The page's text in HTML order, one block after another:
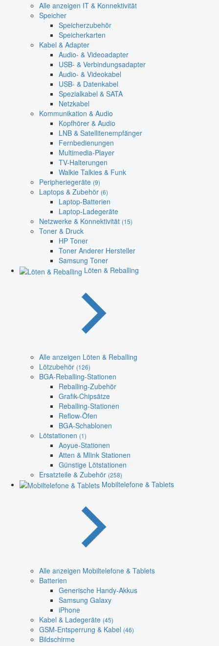
Alle anzeigen IT & Konnektivität
Speicher
Speicherzubehör
Speicherkarten
Kabel & Adapter
Audio- & Videoadapter
USB- & Verbindungsadapter
Audio- & Videokabel
USB- & Datenkabel
Spezialkabel & SATA
Netzkabel
Kommunikation & Audio
Kopfhörer & Audio
LNB & Satellitenempfänger
Fernbedienungen
Multimedia-Player
TV-Halterungen
Walkie Talkies & Funk
Peripheriegeräte (9)
Laptops & Zubehör (6)
Laptop-Batterien
Laptop-Ladegeräte
Netzwerke & Konnektivität (15)
Toner & Druck
HP Toner
Toner Anderer Hersteller
Samsung Toner
Löten & Reballing
Alle anzeigen Löten & Reballing
Lötzubehör (126)
BGA-Reballing-Stationen
Reballing-Zubehör
Grafik-Chipsätze
Reballing-Stationen
Reflow-Öfen
BGA-Schablonen
Lötstationen (1)
Aoyue-Stationen
Atten & Mlink Stationen
Günstige Lötstationen
Ersatzteile & Zubehör (258)
Mobiltelefone & Tablets
Alle anzeigen Mobiltelefone & Tablets
Batterien
Generische Handy-Akkus
Samsung Galaxy
iPhone
Kabel & Ladegeräte (45)
GSM-Entsperrung & Kabel (46)
Bildschirme